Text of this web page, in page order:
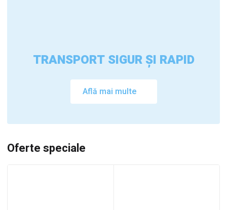
TRANSPORT SIGUR ȘI RAPID
Află mai multe
Oferte speciale